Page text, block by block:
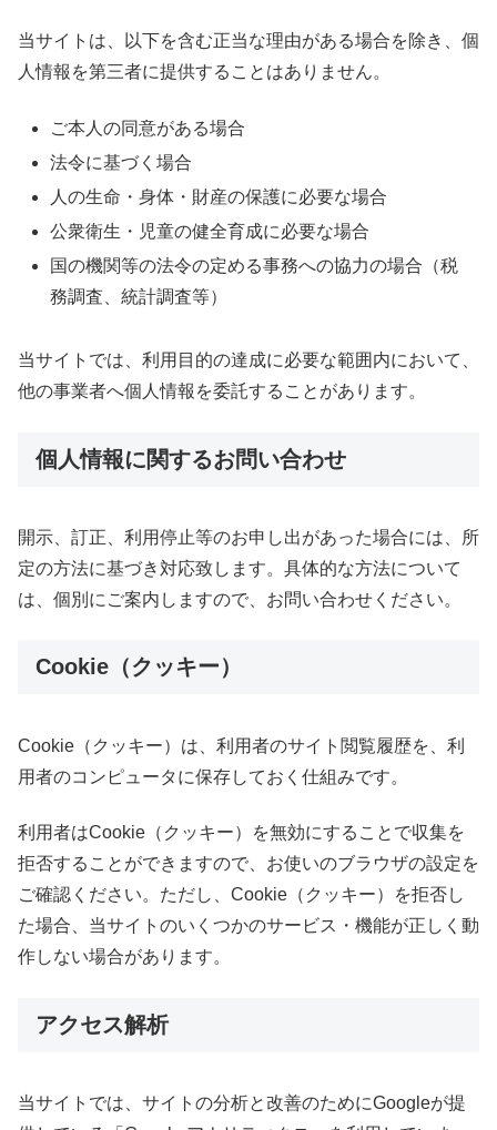
当サイトは、以下を含む正当な理由がある場合を除き、個
人情報を第三者に提供することはありません。
ご本人の同意がある場合
法令に基づく場合
人の生命・身体・財産の保護に必要な場合
公衆衛生・児童の健全育成に必要な場合
国の機関等の法令の定める事務への協力の場合（税
務調査、統計調査等）
当サイトでは、利用目的の達成に必要な範囲内において、
他の事業者へ個人情報を委託することがあります。
個人情報に関するお問い合わせ
開示、訂正、利用停止等のお申し出があった場合には、所
定の方法に基づき対応致します。具体的な方法について
は、個別にご案内しますので、お問い合わせください。
Cookie（クッキー）
Cookie（クッキー）は、利用者のサイト閲覧履歴を、利
用者のコンピュータに保存しておく仕組みです。
利用者はCookie（クッキー）を無効にすることで収集を
拒否することができますので、お使いのブラウザの設定を
ご確認ください。ただし、Cookie（クッキー）を拒否し
た場合、当サイトのいくつかのサービス・機能が正しく動
作しない場合があります。
アクセス解析
当サイトでは、サイトの分析と改善のためにGoogleが提